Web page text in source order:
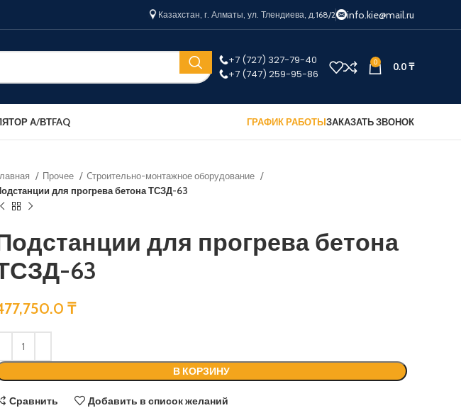
Казахстан, г. Алматы, ул. Тлендиева, д.168/2 info.kie@mail.ru
+7 (727) 327-79-40
+7 (747) 259-95-86
0 0.0₸
А/ВТFAQ ГРАФИК РАБОТЫЗАКАЗАТЬ ЗВОНОК
Прочее
Cтроительно-монтажное оборудование
для прогрева бетона ТСЗД-63
для прогрева бетона
63
₸
В КОРЗИНУ
Сравнить Добавить в список желаний